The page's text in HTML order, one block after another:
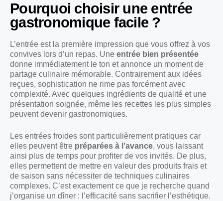
Pourquoi choisir une entrée
gastronomique facile ?
L’entrée est la première impression que vous offrez à vos
convives lors d’un repas. Une entrée bien présentée
donne immédiatement le ton et annonce un moment de
partage culinaire mémorable. Contrairement aux idées
reçues, sophistication ne rime pas forcément avec
complexité. Avec quelques ingrédients de qualité et une
présentation soignée, même les recettes les plus simples
peuvent devenir gastronomiques.
Les entrées froides sont particulièrement pratiques car
elles peuvent être préparées à l’avance, vous laissant
ainsi plus de temps pour profiter de vos invités. De plus,
elles permettent de mettre en valeur des produits frais et
de saison sans nécessiter de techniques culinaires
complexes. C’est exactement ce que je recherche quand
j’organise un dîner : l’efficacité sans sacrifier l’esthétique.